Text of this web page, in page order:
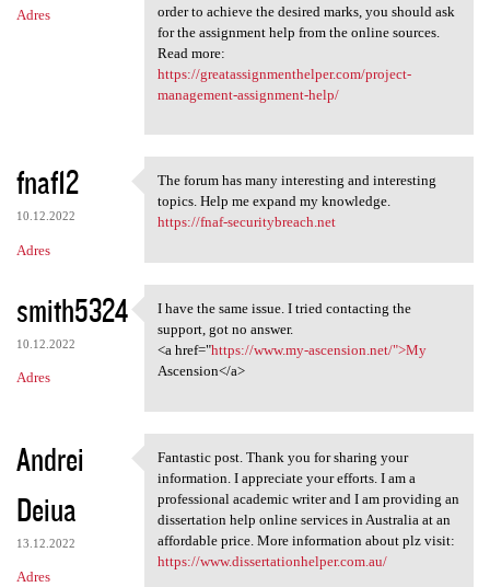
Adres
order to achieve the desired marks, you should ask
for the assignment help from the online sources.
Read more:
https://greatassignmenthelper.com/project-
management-assignment-help/
fnaf12
10.12.2022
Adres
The forum has many
The forum has many interesting and interesting
topics. Help me expand my knowledge.
https://fnaf-securitybreach.net
smith5324
10.12.2022
Adres
I have the same issue. I
I have the same issue. I tried contacting the
support, got no answer.
<a href="https://www.my-ascension.net/">My
Ascension</a>
Andrei
Deiua
13.12.2022
Adres
Fantastic post. Thank you for
Fantastic post. Thank you for sharing your
information. I appreciate your efforts. I am a
professional academic writer and I am providing an
dissertation help online services in Australia at an
affordable price. More information about plz visit:
https://www.dissertationhelper.com.au/